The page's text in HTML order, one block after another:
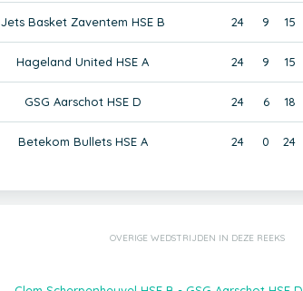
Jets Basket Zaventem HSE B 24 9 15
Hageland United HSE A 24 9 15
GSG Aarschot HSE D 24 6 18
Betekom Bullets HSE A 24 0 24
OVERIGE WEDSTRIJDEN IN DEZE REEKS